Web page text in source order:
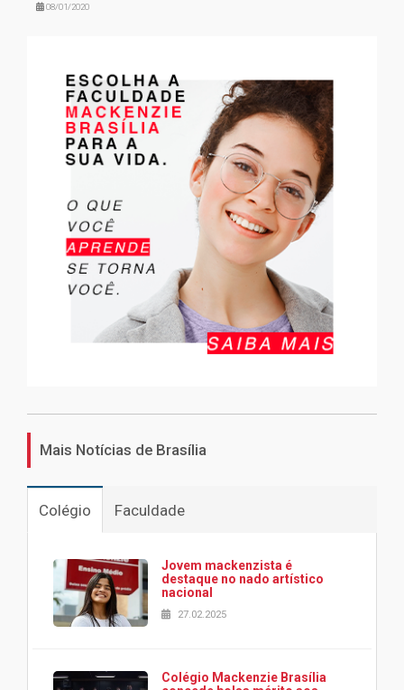
08/01/2020
Mais Notícias de Brasília
Colégio Faculdade
Jovem mackenzista é
destaque no nado artístico
nacional
27.02.2025
Colégio Mackenzie Brasília